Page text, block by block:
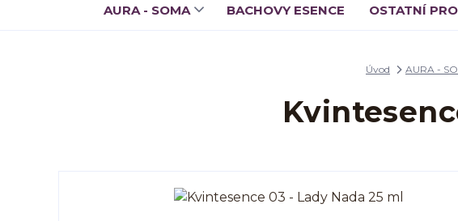
AURA - SOMA BACHOVY ESENCE OSTATNÍ
Úvod AURA -